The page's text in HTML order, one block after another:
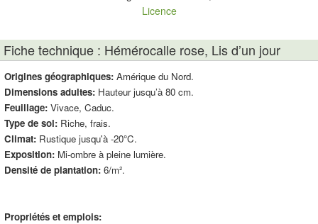
Licence
Fiche technique : Hémérocalle rose, Lis d’un jour
Origines géographiques: Amérique du Nord.
Dimensions adultes: Hauteur jusqu’à 80 cm.
Feuillage: Vivace, Caduc.
Type de sol: Riche, frais.
Climat: Rustique jusqu'à -20°C.
Exposition: Mi-ombre à pleine lumière.
Densité de plantation: 6/m².
Propriétés et emplois: